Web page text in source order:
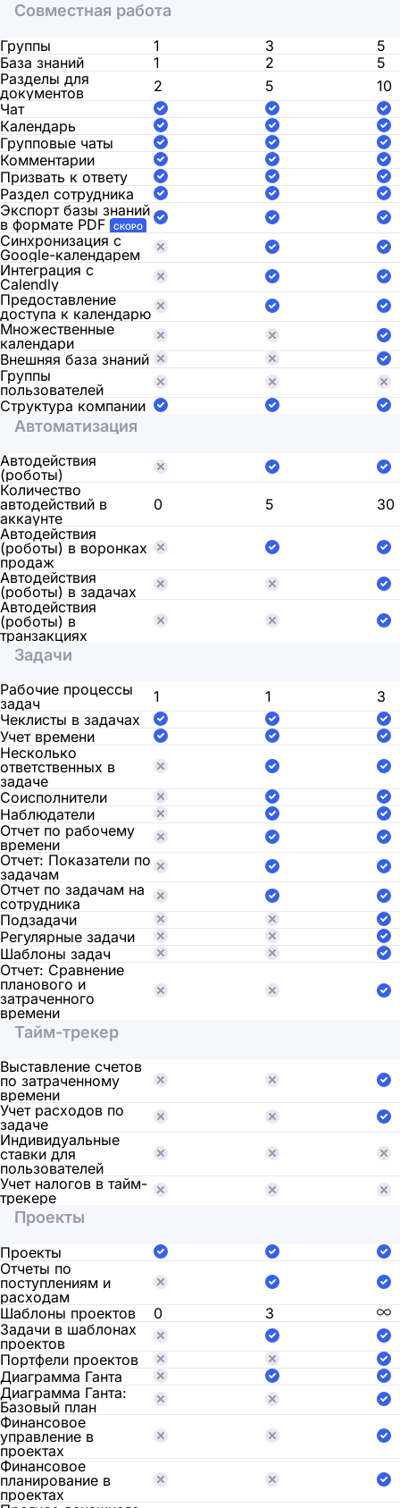
Совместная работа
Группы 1 3
5
База знаний
1 2
5
Разделы для
документов
2 5
10
Чат
Календарь
Групповые чаты
Комментарии
Призвать к ответу
Раздел сотрудника
Экспорт базы знаний
в формате PDF
СКОРО
Синхронизация с
Google-календарем
Интеграция с
Calendly
Предоставление
доступа к календарю
Множественные
календари
Внешняя база знаний
Группы
пользователей
Структура компании
Автоматизация
Автодействия
(роботы)
Количество
автодействий в
аккаунте
0 5
30
Автодействия
(роботы) в воронках
продаж
Автодействия
(роботы) в задачах
Автодействия
(роботы) в
транзакциях
Задачи
Рабочие процессы
задач
1 1
3
Чеклисты в задачах
Учет времени
Несколько
ответственных в
задаче
Соисполнители
Наблюдатели
Отчет по рабочему
времени
Отчет: Показатели по
задачам
Отчет по задачам на
сотрудника
Подзадачи
Регулярные задачи
Шаблоны задач
Отчет: Сравнение
планового и
затраченного
времени
Тайм-трекер
Выставление счетов
по затраченному
времени
Учет расходов по
задаче
Индивидуальные
ставки для
пользователей
Учет налогов в тайм-
трекере
Проекты
Проекты
Отчеты по
поступлениям и
расходам
Шаблоны проектов
0
3
Задачи в шаблонах
проектов
Портфели проектов
Диаграмма Ганта
Диаграмма Ганта:
Базовый план
Финансовое
управление в
проектах
Финансовое
планирование в
проектах